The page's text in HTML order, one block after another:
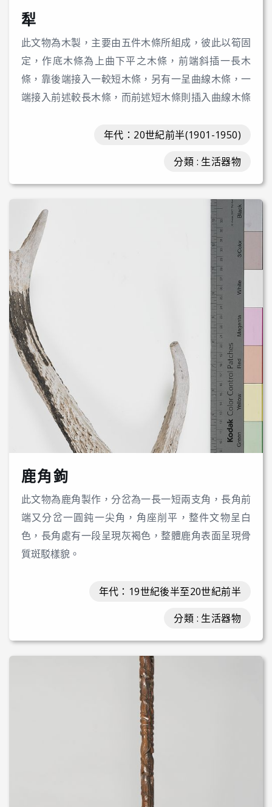
犁
此文物為木製，主要由五件木條所組成，彼此以筍固
定，作底木條為上曲下平之木條，前端斜插一長木
條，靠後端接入一較短木條，另有一呈曲線木條，一
端接入前述較長木條，而前述短木條則插入曲線木條
屬勾，已生鏽，整體木犁無上色漆。
年代：20世紀前半(1901-1950)
分類 : 生活器物
鹿角鉤
此文物為鹿角製作，分岔為一長一短兩支角，長角前
端又分岔一圓鈍一尖角，角座削平，整件文物呈白
色，長角處有一段呈現灰褐色，整體鹿角表面呈現骨
質斑駁樣貌。
年代：19世紀後半至20世紀前半
分類 : 生活器物